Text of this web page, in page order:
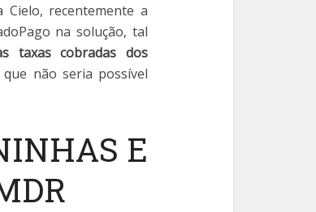
Cielo, recentemente a
na solução, tal
taxas cobradas dos
não seria possível
E